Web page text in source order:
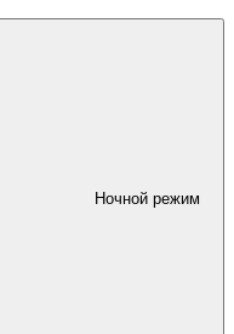
Ночной режим